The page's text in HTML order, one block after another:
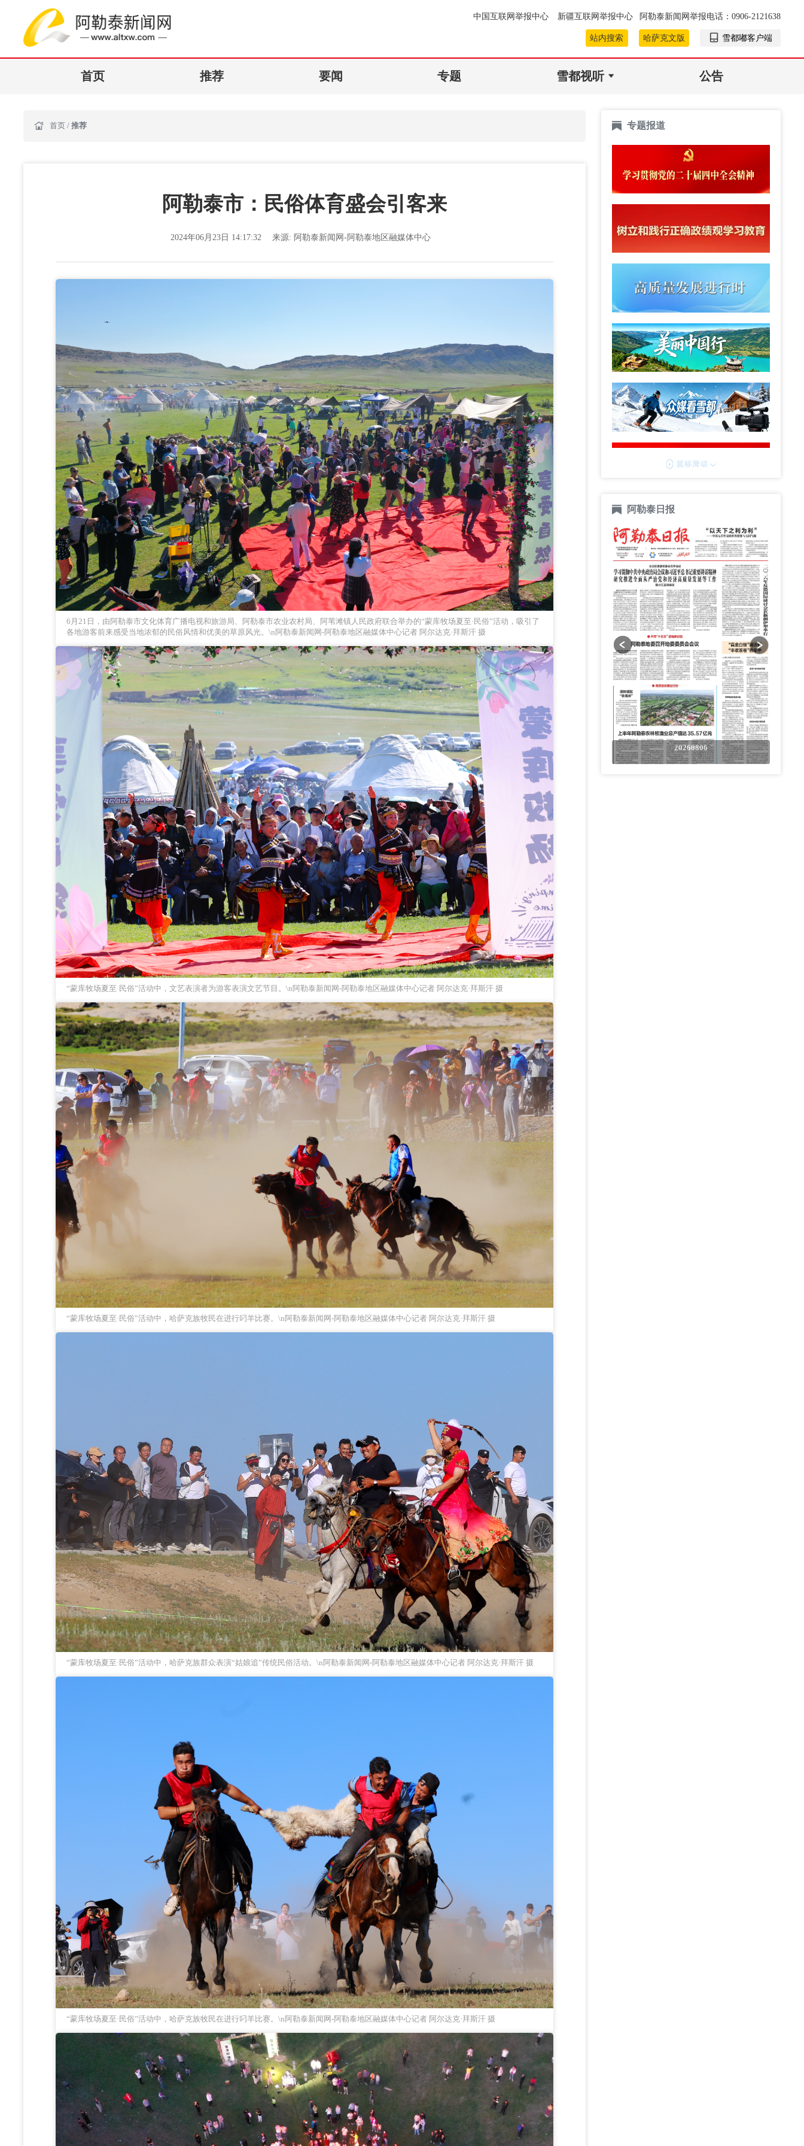
中国互联网举报中心 新疆互联网举报中心 阿勒泰新闻网举报电话：0906-2121638
站内搜索 哈萨克文版 雪都嘟客户端
首页 推荐 要闻 专题 雪都视听 公告
首页 / 推荐
阿勒泰市：民俗体育盛会引客来
2024年06月23日 14:17:32 来源: 阿勒泰新闻网-阿勒泰地区融媒体中心
6月21日，由阿勒泰市文化体育广播电视和旅游局、阿勒泰市农业农村局、阿苇滩镇人民政府联合举办的“蒙库牧场夏至·民俗”活动，吸引了
各地游客前来感受当地浓郁的民俗风情和优美的草原风光。\n阿勒泰新闻网-阿勒泰地区融媒体中心记者 阿尔达克·拜斯汗 摄
“蒙库牧场夏至·民俗”活动中，文艺表演者为游客表演文艺节目。\n阿勒泰新闻网-阿勒泰地区融媒体中心记者 阿尔达克·拜斯汗 摄
“蒙库牧场夏至·民俗”活动中，哈萨克族牧民在进行叼羊比赛。\n阿勒泰新闻网-阿勒泰地区融媒体中心记者 阿尔达克·拜斯汗 摄
“蒙库牧场夏至·民俗”活动中，哈萨克族群众表演“姑娘追”传统民俗活动。\n阿勒泰新闻网-阿勒泰地区融媒体中心记者 阿尔达克·拜斯汗 摄
“蒙库牧场夏至·民俗”活动中，哈萨克族牧民在进行叼羊比赛。\n阿勒泰新闻网-阿勒泰地区融媒体中心记者 阿尔达克·拜斯汗 摄
专题报道
阿勒泰日报
20260806 20260806